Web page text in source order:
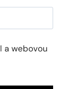
a webovou